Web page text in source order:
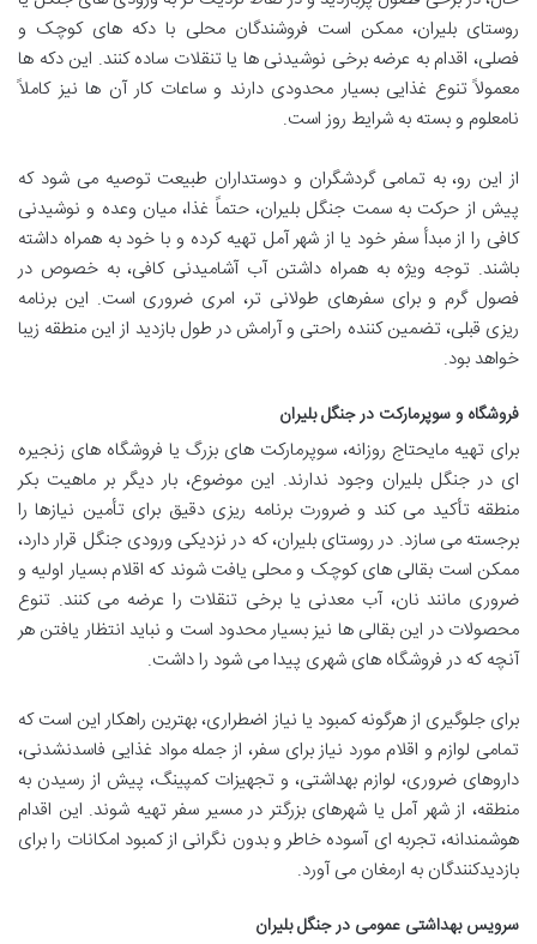
روستای بلیران، ممکن است فروشندگان محلی با دکه های کوچک و
فصلی، اقدام به عرضه برخی نوشیدنی ها یا تنقلات ساده کنند. این دکه ها
معمولاً تنوع غذایی بسیار محدودی دارند و ساعات کار آن ها نیز کاملاً
نامعلوم و بسته به شرایط روز است.
از این رو، به تمامی گردشگران و دوستداران طبیعت توصیه می شود که
پیش از حرکت به سمت جنگل بلیران، حتماً غذا، میان وعده و نوشیدنی
کافی را از مبدأ سفر خود یا از شهر آمل تهیه کرده و با خود به همراه داشته
باشند. توجه ویژه به همراه داشتن آب آشامیدنی کافی، به خصوص در
فصول گرم و برای سفرهای طولانی تر، امری ضروری است. این برنامه
ریزی قبلی، تضمین کننده راحتی و آرامش در طول بازدید از این منطقه زیبا
خواهد بود.
فروشگاه و سوپرمارکت در جنگل بلیران
برای تهیه مایحتاج روزانه، سوپرمارکت های بزرگ یا فروشگاه های زنجیره
ای در جنگل بلیران وجود ندارند. این موضوع، بار دیگر بر ماهیت بکر
منطقه تأکید می کند و ضرورت برنامه ریزی دقیق برای تأمین نیازها را
برجسته می سازد. در روستای بلیران، که در نزدیکی ورودی جنگل قرار دارد،
ممکن است بقالی های کوچک و محلی یافت شوند که اقلام بسیار اولیه و
ضروری مانند نان، آب معدنی یا برخی تنقلات را عرضه می کنند. تنوع
محصولات در این بقالی ها نیز بسیار محدود است و نباید انتظار یافتن هر
آنچه که در فروشگاه های شهری پیدا می شود را داشت.
برای جلوگیری از هرگونه کمبود یا نیاز اضطراری، بهترین راهکار این است که
تمامی لوازم و اقلام مورد نیاز برای سفر، از جمله مواد غذایی فاسدنشدنی،
داروهای ضروری، لوازم بهداشتی، و تجهیزات کمپینگ، پیش از رسیدن به
منطقه، از شهر آمل یا شهرهای بزرگتر در مسیر سفر تهیه شوند. این اقدام
هوشمندانه، تجربه ای آسوده خاطر و بدون نگرانی از کمبود امکانات را برای
بازدیدکنندگان به ارمغان می آورد.
سرویس بهداشتی عمومی در جنگل بلیران